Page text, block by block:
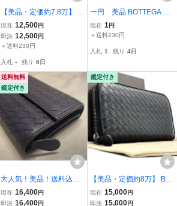
【美品・定価約7.8万】 B
OTTEGA VENETA ボッテ
ガヴェネタ イントレチャ
ート ラウンドファスナー
クブラウン
現在 12,500円
即決 12,500円
＋送料230円
入札 - 残り 6日
一円 美品 BOTTEGA VE
NETA イントレチャート
長財布 ボッテガヴェネタ
ット レザー 二つ折り
現在 1円
＋送料230円
入札 1 残り 4日
送料無料
鑑定付き
大人気！美品！送料込
み！ BOTTEGA VENETA
ボッテガヴェネタ イント
現在 16,400円
即決 16,400円
鑑定付き
【美品・定価約8万】 BO
TTEGA VENETA ボッテガ
ヴェネタ イントレチャー
現在 15,000円
即決 15,000円